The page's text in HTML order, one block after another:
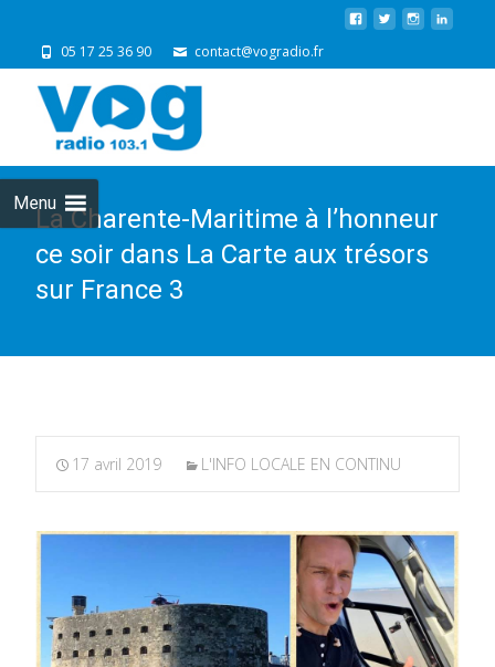
05 17 25 36 90 contact@vogradio.fr
Menu
La Charente-Maritime à l’honneur
ce soir dans La Carte aux trésors
sur France 3
17 avril 2019 L'INFO LOCALE EN CONTINU